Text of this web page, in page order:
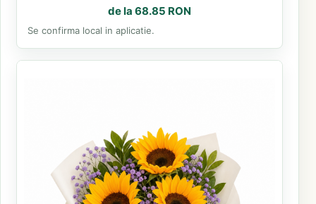
de la 68.85 RON
Se confirma local in aplicatie.